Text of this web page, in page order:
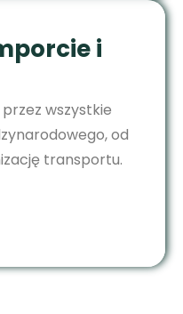
i
wszystkie
od
transportu.